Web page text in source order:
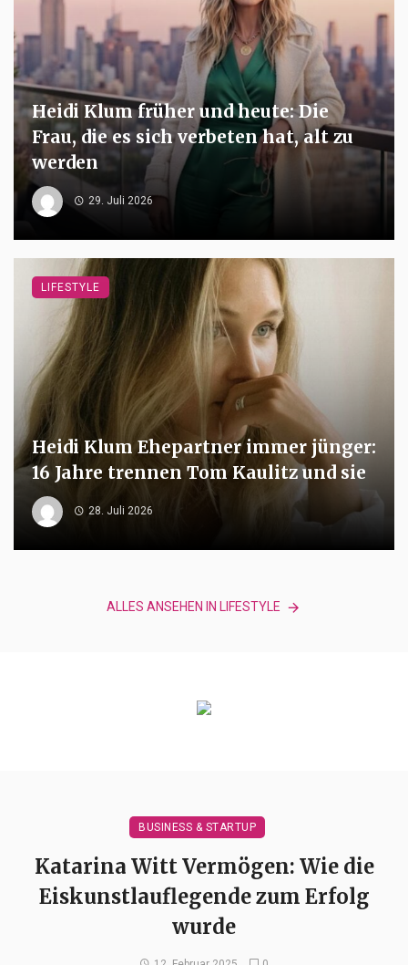
Heidi Klum früher und heute: Die
Frau, die es sich verbeten hat, alt zu
werden
29. Juli 2026
Heidi Klum Ehepartner immer jünger:
16 Jahre trennen Tom Kaulitz und sie
28. Juli 2026
LIFESTYLE
ALLES ANSEHEN IN LIFESTYLE
BUSINESS & STARTUP
Katarina Witt Vermögen: Wie die
Eiskunstlauflegende zum Erfolg
wurde